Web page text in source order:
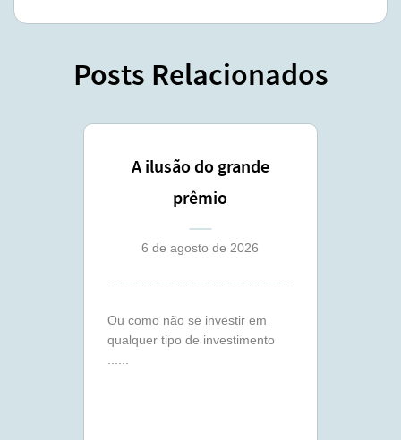
Posts Relacionados
A ilusão do grande
prêmio
6 de agosto de 2026
Ou como não se investir em
qualquer tipo de investimento